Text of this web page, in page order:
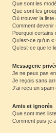
Que sont les
Que sont les
Où trouver la liste
Comment devenir
Pourquoi certains
Qu’est-ce qu’un
Qu’est-ce que le
Messagerie
Je ne peux pas
Je reçois sans
J’ai reçu un
Amis et ignorés
Que sont mes
Comment puis-je